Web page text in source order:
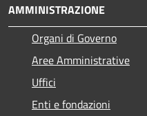
AMMINISTRAZIONE
Organi di Governo
Aree Amministrative
Uffici
Enti e fondazioni